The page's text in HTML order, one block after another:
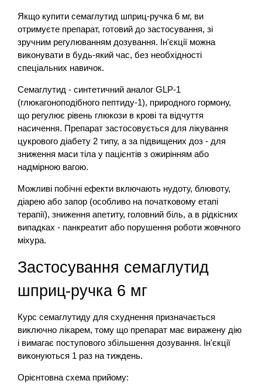
Якщо купити семаглутид шприц-ручка 6 мг, ви
отримуєте препарат, готовий до застосування, зі
зручним регулюванням дозування. Ін'єкції можна
виконувати в будь-який час, без необхідності
спеціальних навичок.
Семаглутид - синтетичний аналог GLP-1
(глюкагоноподібного пептиду-1), природного гормону,
що регулює рівень глюкози в крові та відчуття
насичення. Препарат застосовується для лікування
цукрового діабету 2 типу, а за підвищених доз - для
зниження маси тіла у пацієнтів з ожирінням або
надмірною вагою.
Можливі побічні ефекти включають нудоту, блювоту,
діарею або запор (особливо на початковому етапі
терапії), зниження апетиту, головний біль, а в рідкісних
випадках - панкреатит або порушення роботи жовчного
міхура.
Застосування семаглутид
шприц-ручка 6 мг
Курс семаглутиду для схуднення призначається
виключно лікарем, тому що препарат має виражену дію
і вимагає поступового збільшення дозування. Ін'єкції
виконуються 1 раз на тиждень.
Орієнтовна схема прийому: